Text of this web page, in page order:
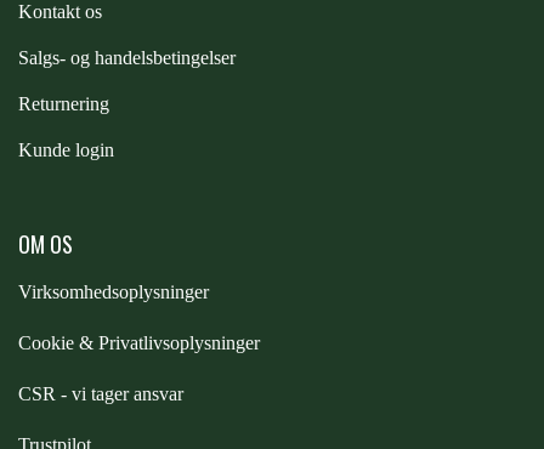
Kontakt os
Salgs- og handelsbetingelser
Returnering
Kunde login
OM OS
Virksomhedsoplysninger
Cookie & Privatlivsoplysninger
CSR - vi tager ansvar
Trustpilot